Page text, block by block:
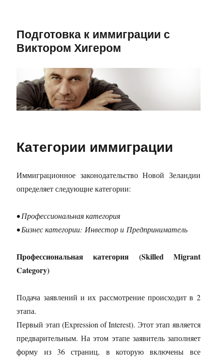
Подготовка к иммиграции с
Виктором Хигером
Категории иммиграции
Иммиграционное законодательство Новой Зеландии
определяет следующие категории:
• Профессиональная категория
• Бизнес категории: Инвестор и Предприниматель
Профессиональная категория (Skilled Migrant
Category)
Подача заявлений и их рассмотрение происходит в 2
этапа.
Первый этап (Expression of Interest). Этот этап является
предварительным. На этом этапе заявитель заполняет
форму из 36 страниц, в которую включены все